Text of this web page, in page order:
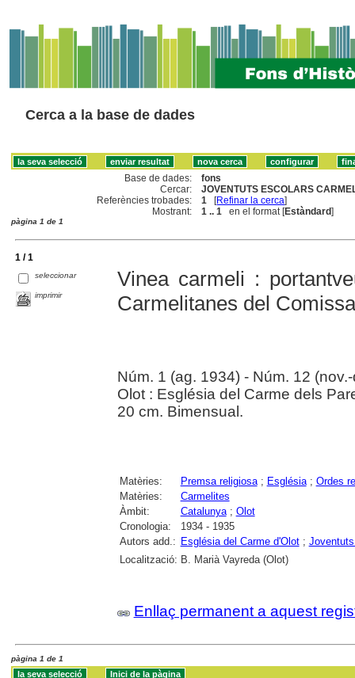
Cerca a la base de dades
Base de dades:
fons
Cercar:
JOVENTUTS ESCOLARS
Referències trobades:
1 [Refinar la cerca]
Mostrant:
1 .. 1 en el format [Estàndard]
pàgina 1 de 1
1 / 1
seleccionar
imprimir
Vinea carmeli :
Carmelitanes del
Núm. 1 (ag. 1934) - Núm. 12
Olot : Església del Carme dels
20 cm. Bimensual.
Matèries: Premsa religiosa; Església; Ordes
Matèries:
Carmelites
Àmbit:
Catalunya; Olot
Cronologia:
1934 - 1935
Autors add.: Església del Carme d'Olot;
Localització: B. Marià Vayreda (Olot)
Enllaç permanent a aquest
pàgina 1 de 1